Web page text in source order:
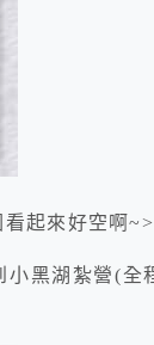
起來好空啊
小黑湖紮營(全